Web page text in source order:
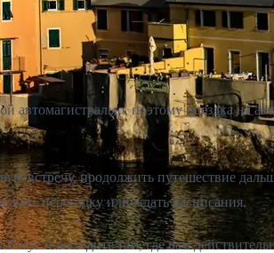
поэтому поездка на
встречу, продолжить путешествие
пересадку или ждать расписания.
и выходите там, где вам